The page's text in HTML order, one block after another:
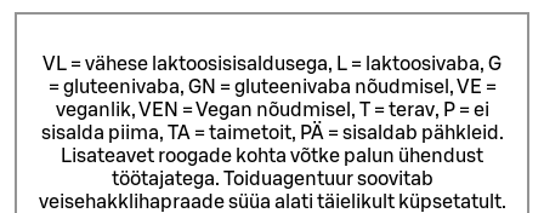
VL = vähese laktoosisisaldusega, L = laktoosivaba, G
= gluteenivaba, GN = gluteenivaba nõudmisel, VE =
veganlik, VEN = Vegan nõudmisel, T = terav, P = ei
sisalda piima, TA = taimetoit, PÄ = sisaldab pähkleid.
Lisateavet roogade kohta võtke palun ühendust
töötajatega. Toiduagentuur soovitab
veisehakklihapraade süüa alati täielikult küpsetatult.